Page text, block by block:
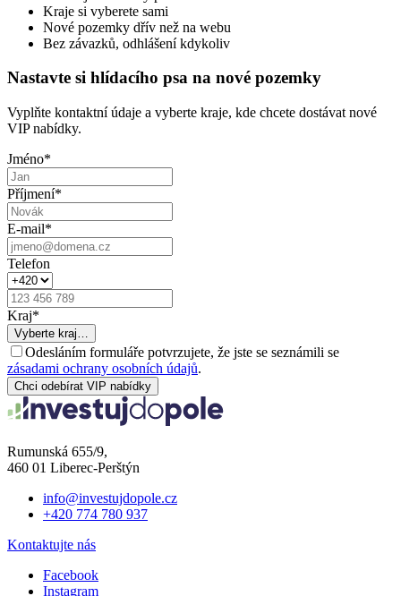
Kraje si vyberete sami
Nové pozemky dřív než na webu
Bez závazků, odhlášení kdykoliv
Nastavte si hlídacího psa na nové pozemky
Vyplňte kontaktní údaje a vyberte kraje, kde chcete dostávat nové
VIP nabídky.
Jméno*
Příjmení*
E-mail*
Telefon
Kraj*
Vyberte kraj…
Odesláním formuláře potvrzujete, že jste se seznámili se
zásadami ochrany osobních údajů.
Chci odebírat VIP nabídky
Rumunská 655/9,
460 01 Liberec-Perštýn
info@investujdopole.cz
+420 774 780 937
Kontaktujte nás
Facebook
Instagram